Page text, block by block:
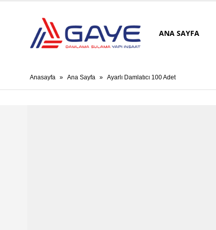
ANA SAYFA
Anasayfa » Ana Sayfa » Ayarlı Damlatıcı 100 Adet